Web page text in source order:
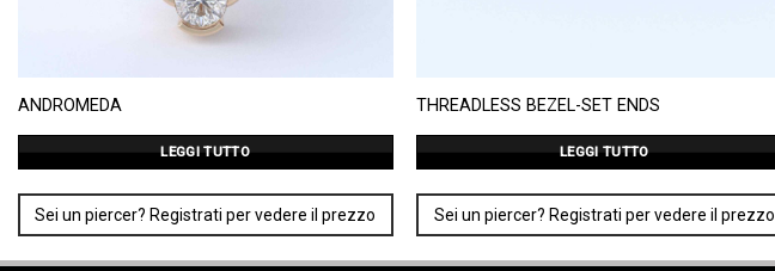
ANDROMEDA
LEGGI TUTTO
Sei un piercer? Registrati per vedere il prezzo
THREADLESS BEZEL-SET ENDS
LEGGI TUTTO
Sei un piercer? Registrati per vedere il prezzo